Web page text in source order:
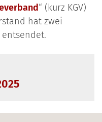
“ (kurz KGV)
hat zwei
entsendet.